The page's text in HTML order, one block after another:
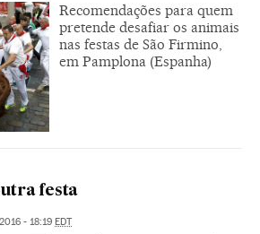
Recomendações para quem
pretende desafiar os animais
nas festas de São Firmino,
em Pamplona (Espanha)
festa
- 18:19 EDT